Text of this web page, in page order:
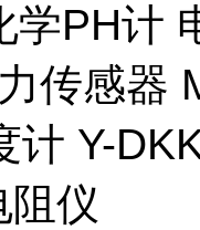
学PH计
传感器
计 Y-
阻仪